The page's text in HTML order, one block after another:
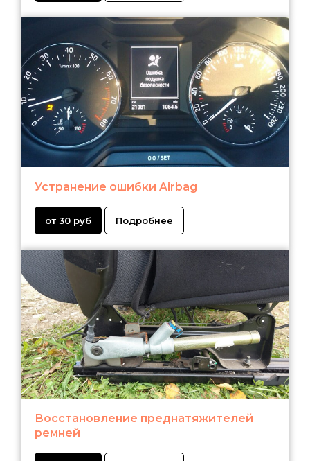
Устранение ошибки Airbag
от 30 руб Подробнее
Восстановление преднатяжителей
ремней